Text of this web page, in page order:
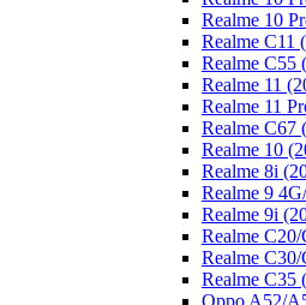
Realme 10
Realme C11
Realme C55
Realme 11
Realme 11
Realme C67
Realme 10
Realme 8i
Realme 9
Realme 9i
Realme C20/
Realme
Realme C35
Oppo A52/